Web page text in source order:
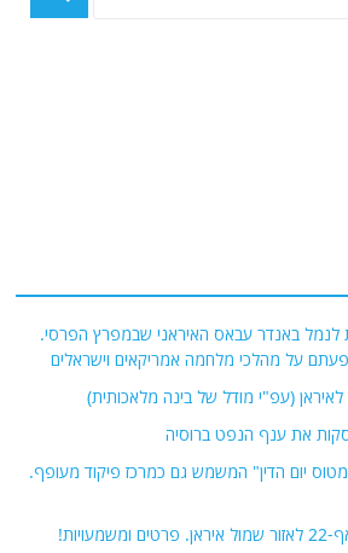
לנמל באנדר עבאס האיראני שבמפרץ הפרסי.
על מהלכי מלחמה אמריקאים וישראלים
(עפ"י מודל של בינה מלאכותית)
את ענף הנפט ברוסיה
יום הדין" המשמש גם כמרכז פיקוד מעופף.